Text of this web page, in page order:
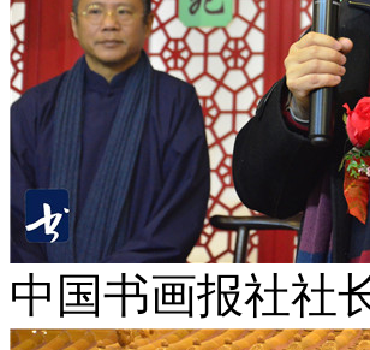
中国书画报社社